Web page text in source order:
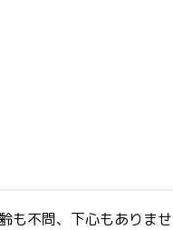
不問、下心もありま